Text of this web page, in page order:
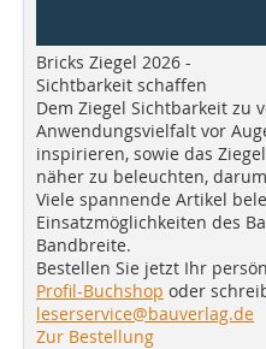
Bricks Ziegel 2026 -
Sichtbarkeit schaffen
Dem Ziegel Sichtbarkeit zu
Anwendungsvielfalt vor
inspirieren, sowie das
näher zu beleuchten,
Viele spannende Artikel
Einsatzmöglichkeiten des
Bandbreite.
Bestellen Sie jetzt Ihr
Profil-Buchshop oder
leserservice@bauverlag.de
Zur Bestellung